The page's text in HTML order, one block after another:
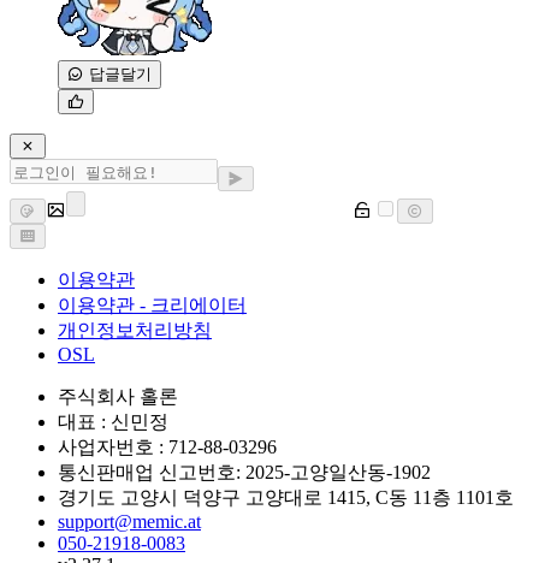
답글달기
이용약관
이용약관 - 크리에이터
개인정보처리방침
OSL
주식회사 홀론
대표 : 신민정
사업자번호 : 712-88-03296
통신판매업 신고번호: 2025-고양일산동-1902
경기도 고양시 덕양구 고양대로 1415, C동 11층 1101호
support@memic.at
050-21918-0083